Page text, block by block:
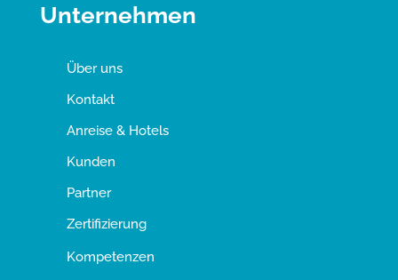
Unternehmen
Über uns
Kontakt
Anreise & Hotels
Kunden
Partner
Zertifizierung
Kompetenzen